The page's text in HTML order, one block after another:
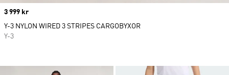
Price
3 999 kr
Y-3 NYLON WIRED 3 STRIPES CARGOBYXOR
Y-3